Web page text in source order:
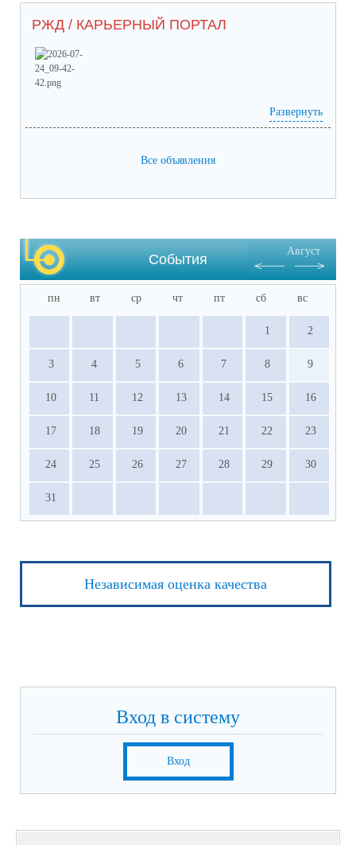
РЖД / КАРЬЕРНЫЙ ПОРТАЛ
(посмотреть)
Prilozhieniie_1 (53).pdf(скачать)(посмотреть)
Развернуть
Все объявления
События
Август
пн вт ср чт пт сб вс
1 2
3 4 5 6 7 8 9
10 11 12 13 14 15 16
17 18 19 20 21 22 23
24 25 26 27 28 29 30
31
Независимая оценка качества
Вход в систему
Вход